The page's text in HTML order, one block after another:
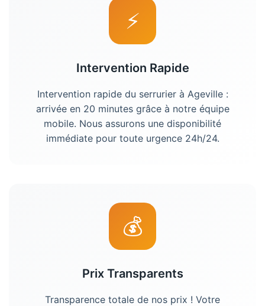
⚡
Intervention Rapide
Intervention rapide du serrurierà Ageville:
arrivée en 20 minutes grâce à notre équipe
mobile. Nous assurons une disponibilité
immédiate pour toute urgence 24h/24.
💰
Prix Transparents
Transparence totale de nos prix ! Votre